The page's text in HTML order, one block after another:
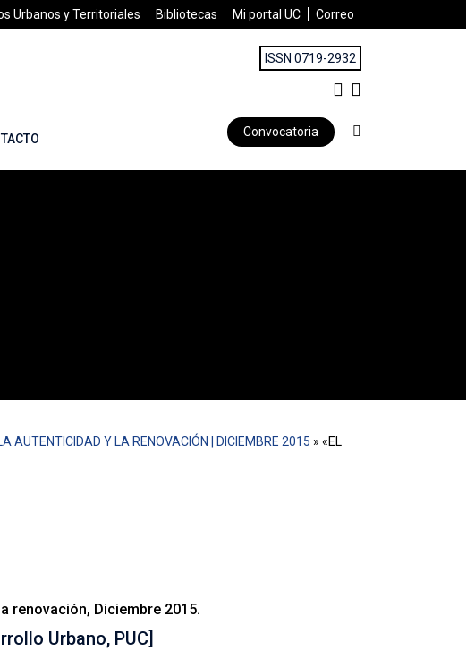
Urbanos y Territoriales Bibliotecas Mi portal UC Correo
ISSN 0719-2932
Convocatoria
y la renovación | Diciembre 2015
AUTENTICIDAD Y LA RENOVACIÓN | DICIEMBRE 2015 » «EL
renovación, Diciembre 2015.
Urbano, PUC]